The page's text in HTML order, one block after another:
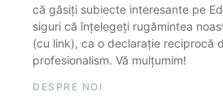
că găsiți subiecte interesante pe
siguri că înțelegeți rugămintea
(cu link), ca o declarație reciprocă
profesionalism. Vă mulțumim!
DESPRE NOI